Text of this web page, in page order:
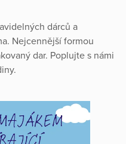
dárců a
Nejcennější formou
dar. Poplujte s námi